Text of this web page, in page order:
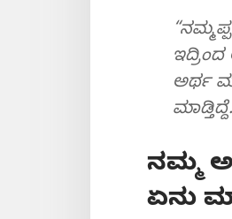
ಅರ್ಥ
ನಮ್ಮ
ಏನು